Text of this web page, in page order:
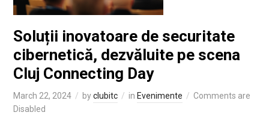
Soluții inovatoare de securitate
cibernetică, dezvăluite pe scena
Cluj Connecting Day
March 22, 2024 byclubitc in Evenimente
Comments are
Disabled